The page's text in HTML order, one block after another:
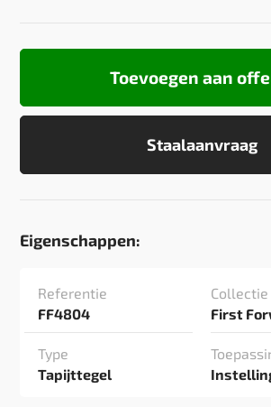
Staalaanvraag
Toevoegen aan
Eigenschappen:
Referentie
FF4804
Collectie
First
Type
Tapijttegel